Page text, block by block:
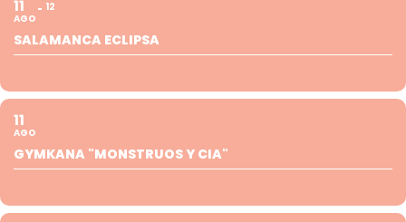
11
AGO
12
SALAMANCA ECLIPSA
11
AGO
GYMKANA "MONSTRUOS Y CIA"